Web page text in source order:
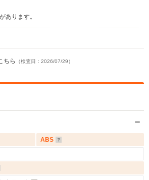
あります。
ちら （検査日：2026/07/29）
ABS